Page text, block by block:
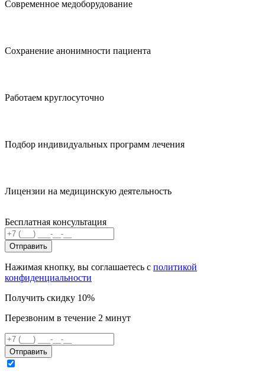
Современное медоборудование
Сохранение анонимности пациента
Работаем круглосуточно
Подбор индивидуальных программ лечения
Лицензии на медицинскую деятельность
Бесплатная консультация
Отправить
Нажимая кнопку, вы соглашаетесь с политикой
конфиденциальности
Получить скидку 10%
Перезвоним в течение 2 минут
Отправить